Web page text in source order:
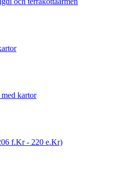
kartor
f.Kr - 220 e.Kr)